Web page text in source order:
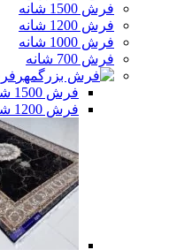
فرش 1500 شانه
فرش 1200 شانه
فرش 1000 شانه
فرش 700 شانه
فرش 1500 شانه بزرگمهر
فرش 1200 شانه بزرگمهر